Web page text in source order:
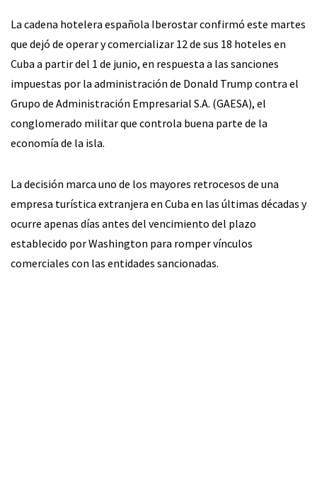
La cadena hotelera española Iberostar confirmó este martes
que dejó de operar y comercializar 12 de sus 18 hoteles en
Cuba a partir del 1 de junio, en respuesta a las sanciones
impuestas por la administración de Donald Trump contra el
Grupo de Administración Empresarial S.A. (GAESA), el
conglomerado militar que controla buena parte de la
economía de la isla.
La decisión marca uno de los mayores retrocesos de una
empresa turística extranjera en Cuba en las últimas décadas y
ocurre apenas días antes del vencimiento del plazo
establecido por Washington para romper vínculos
comerciales con las entidades sancionadas.